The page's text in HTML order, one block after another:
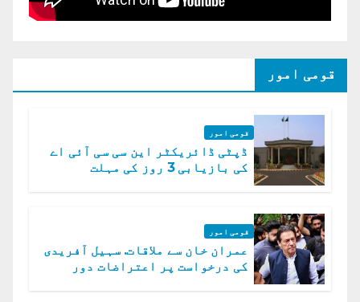
قومی امور
قومی امور
ڈپٹی ڈائریکٹر این سی سی آئی اے
کی بازیابی 3 روز کی مہلت
قومی امور
عمران خان سے ملاقات. سہیل آفریدی
کی درخواست پر اعتراضات دور